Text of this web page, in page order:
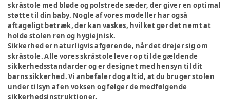
skråstole med bløde og polstrede sæder, der giver en optimal
støtte til din baby. Nogle af vores modeller har også
aftageligt betræk, der kan vaskes, hvilket gør det nemt at
holde stolen ren og hygiejnisk.
Sikkerhed er naturligvis afgørende, når det drejer sig om
skråstole. Alle vores skråstole lever op til de gældende
sikkerhedsstandarder og er designet med hensyn til dit
barns sikkerhed. Vi anbefaler dog altid, at du bruger stolen
under tilsyn af en voksen og følger de medfølgende
sikkerhedsinstruktioner.